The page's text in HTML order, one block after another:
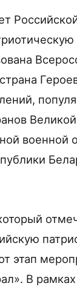
военной
этап
В